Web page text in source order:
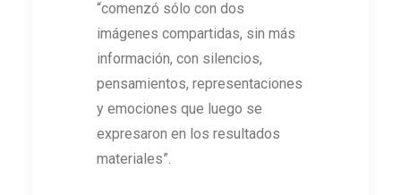
“comenzó sólo con dos
imágenes compartidas, sin más
información, con silencios,
pensamientos, representaciones
y emociones que luego se
expresaron en los resultados
materiales”.